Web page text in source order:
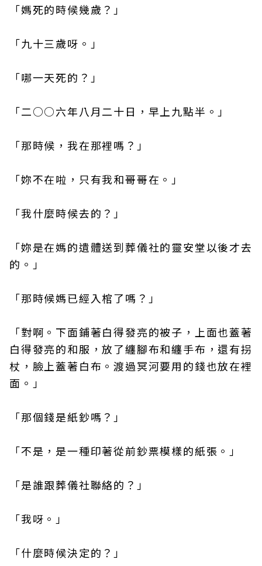
「媽死的時候幾歲？」
「九十三歲呀。」
「哪一天死的？」
「二○○六年八月二十日，早上九點半。」
「那時候，我在那裡嗎？」
「妳不在啦，只有我和哥哥在。」
「我什麼時候去的？」
「妳是在媽的遺體送到葬儀社的靈安堂以後才去
的。」
「那時候媽已經入棺了嗎？」
「對啊。下面鋪著白得發亮的被子，上面也蓋著
白得發亮的和服，放了纏腳布和纏手布，還有拐
杖，臉上蓋著白布。渡過冥河要用的錢也放在裡
面。」
「那個錢是紙鈔嗎？」
「不是，是一種印著從前鈔票模樣的紙張。」
「是誰跟葬儀社聯絡的？」
「我呀。」
「什麼時候決定的？」